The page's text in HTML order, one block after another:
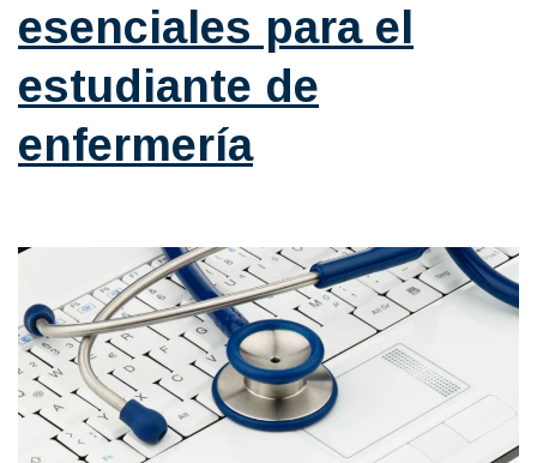
esenciales para el
estudiante de
enfermería